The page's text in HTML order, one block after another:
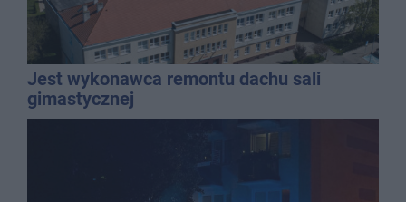
Jest wykonawca remontu dachu sali
gimastycznej